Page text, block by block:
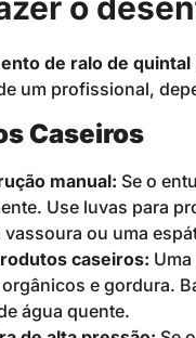
de ralo de quintal
um profissional,
Caseiros
manual: Se o
Use luvas para
vassoura ou uma
caseiros:
e gordura.
água quente.